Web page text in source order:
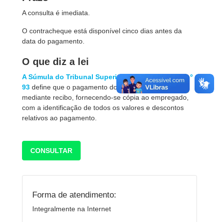
A consulta é imediata.
O contracheque está disponível cinco dias antes da
data do pagamento.
O que diz a lei
A Súmula do Tribunal Superior do Trabalho(TST) nº
93 define que o pagamento do salário será feito
mediante recibo, fornecendo-se cópia ao empregado,
com a identificação de todos os valores e descontos
relativos ao pagamento.
CONSULTAR
Forma de atendimento:
Integralmente na Internet